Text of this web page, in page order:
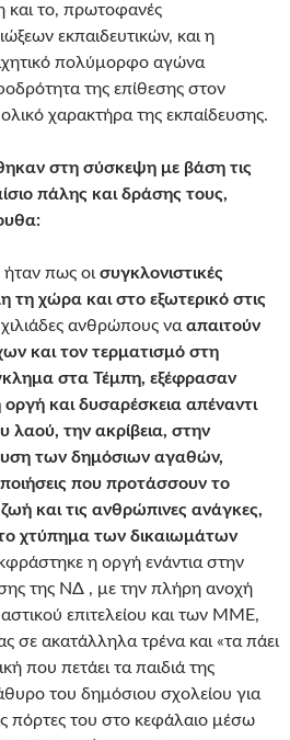
και το, πρωτοφανές
εκπαιδευτικών, και η
πολύμορφο αγώνα
της επίθεσης στον
χαρακτήρα της εκπαίδευσης.
στη σύσκεψη με βάση τις
πάλης και δράσης τους,
ήταν πως οι συγκλονιστικές
τη χώρα και στο εξωτερικό στις
ανθρώπους να απαιτούν
και τον τερματισμό στη
στα Τέμπη, εξέφρασαν
και δυσαρέσκεια απέναντι
λαού, την ακρίβεια, στην
των δημόσιων αγαθών,
που προτάσσουν το
και τις ανθρώπινες ανάγκες,
το χτύπημα των δικαιωμάτων
η οργή ενάντια στην
της ΝΔ , με την πλήρη ανοχή
επιτελείου και των ΜΜΕ,
σε ακατάλληλα τρένα και «τα πάει
που πετάει τα παιδιά της
του δημόσιου σχολείου για
πόρτες του στο κεφάλαιο μέσω